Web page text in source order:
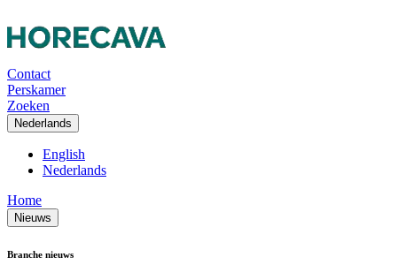
Contact
Perskamer
Zoeken
Nederlands
English
Nederlands
Home
Nieuws
Branche nieuws